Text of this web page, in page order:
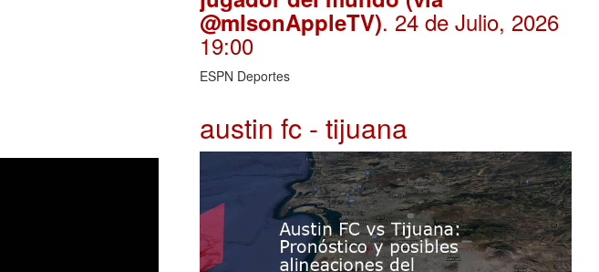
@mlsonAppleTV). 24 de Julio, 2026
19:00
ESPN Deportes
austin fc - tijuana